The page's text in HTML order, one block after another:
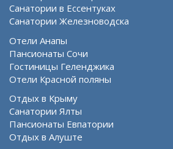
Санатории в Ессентуках
Санатории Железноводска
Отели Анапы
Пансионаты Сочи
Гостиницы Геленджика
Отели Красной поляны
Отдых в Крыму
Санатории Ялты
Пансионаты Евпатории
Отдых в Алуште